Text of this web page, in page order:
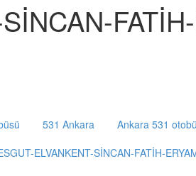
531 Ankara Ankara 531
ELVANKENT-SİNCAN-FATİH-